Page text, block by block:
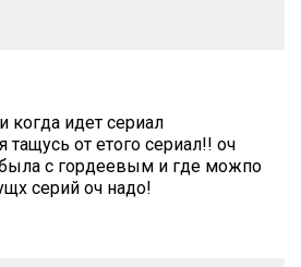
когда идет сериал
от етого сериал!! оч
с гордеевым и где можпо
серий оч надо!